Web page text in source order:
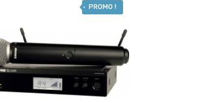
PROMO !